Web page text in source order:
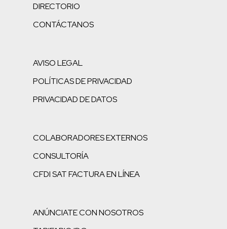
DIRECTORIO
CONTÁCTANOS
AVISO LEGAL
POLÍTICAS DE PRIVACIDAD
PRIVACIDAD DE DATOS
COLABORADORES EXTERNOS
CONSULTORÍA
CFDI SAT FACTURA EN LÍNEA
ANÚNCIATE CON NOSOTROS